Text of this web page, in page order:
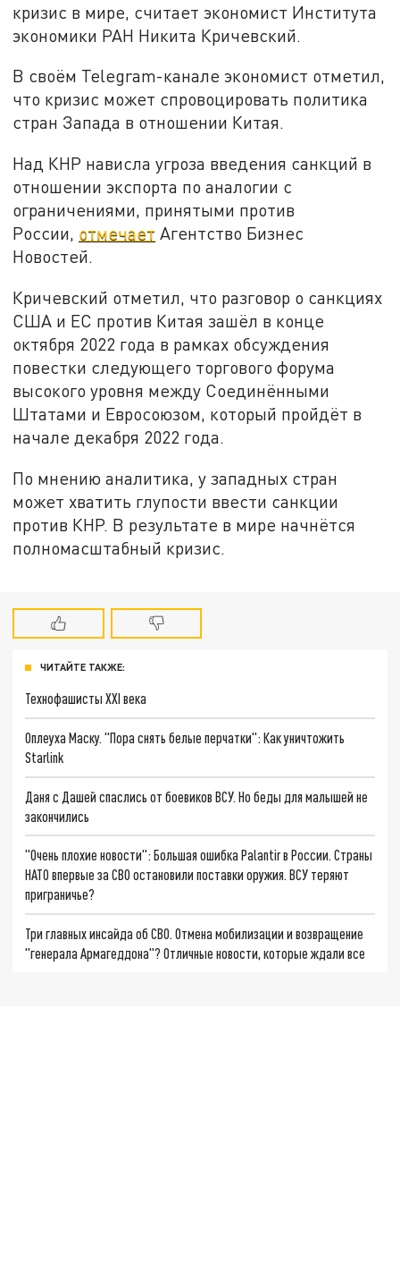
кризис в мире, считает экономист Института
экономики РАН Никита Кричевский.
В своём Telegram-канале экономист отметил,
что кризис может спровоцировать политика
стран Запада в отношении Китая.
Над КНР нависла угроза введения санкций в
отношении экспорта по аналогии с
ограничениями, принятыми против
России, отмечает Агентство Бизнес
Новостей.
Кричевский отметил, что разговор о санкциях
США и ЕС против Китая зашёл в конце
октября 2022 года в рамках обсуждения
повестки следующего торгового форума
высокого уровня между Соединёнными
Штатами и Евросоюзом, который пройдёт в
начале декабря 2022 года.
По мнению аналитика, у западных стран
может хватить глупости ввести санкции
против КНР. В результате в мире начнётся
полномасштабный кризис.
ЧИТАЙТЕ ТАКЖЕ:
Технофашисты XXI века
Оплеуха Маску. "Пора снять белые перчатки": Как уничтожить
Starlink
Даня с Дашей спаслись от боевиков ВСУ. Но беды для малышей не
закончились
"Очень плохие новости": Большая ошибка Palantir в России. Страны
НАТО впервые за СВО остановили поставки оружия. ВСУ теряют
приграничье?
Три главных инсайда об СВО. Отмена мобилизации и возвращение
"генерала Армагеддона"? Отличные новости, которые ждали все